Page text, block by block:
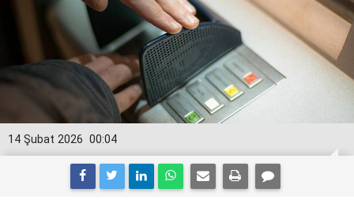
00:04
14 Şubat 2026